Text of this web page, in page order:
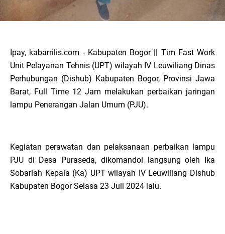
Ipay, kabarrilis.com - Kabupaten Bogor || Tim Fast Work
Unit Pelayanan Tehnis (UPT) wilayah IV Leuwiliang Dinas
Perhubungan (Dishub) Kabupaten Bogor, Provinsi Jawa
Barat, Full Time 12 Jam melakukan perbaikan jaringan
lampu Penerangan Jalan Umum (PJU).
Kegiatan perawatan dan pelaksanaan perbaikan lampu
PJU di Desa Puraseda, dikomandoi langsung oleh Ika
Sobariah Kepala (Ka) UPT wilayah IV Leuwiliang Dishub
Kabupaten Bogor Selasa 23 Juli 2024 lalu.